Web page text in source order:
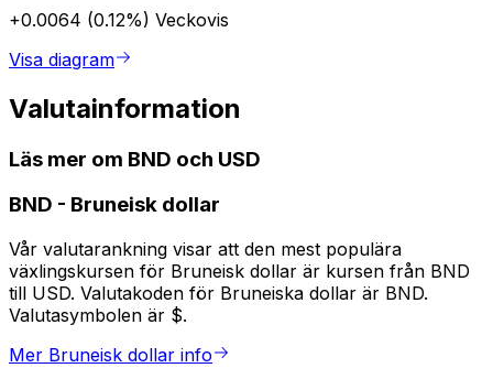
+0.0064 (0.12%) Veckovis
Visa diagram
Valutainformation
Läs mer om BND och USD
BND - Bruneisk dollar
Vår valutarankning visar att den mest populära
växlingskursen för Bruneisk dollar är kursen från BND
till USD. Valutakoden för Bruneiska dollar är BND.
Valutasymbolen är $.
Mer Bruneisk dollar info